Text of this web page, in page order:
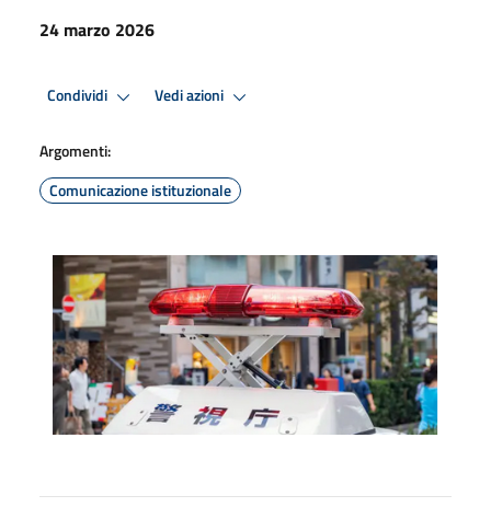
24 marzo 2026
Condividi Vedi azioni
Argomenti:
Comunicazione istituzionale